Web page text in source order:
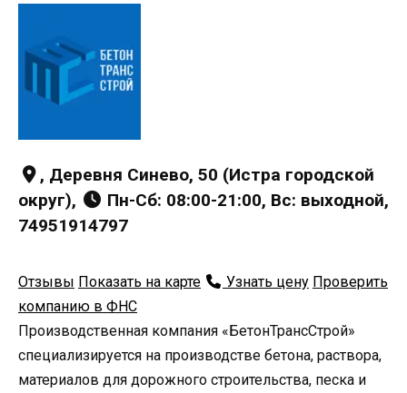
, Деревня Синево, 50 (Истра городской
округ),
Пн-Сб: 08:00-21:00, Вс: выходной,
74951914797
Отзывы Показать на карте Узнать цену Проверить
компанию в ФНС
Производственная компания «БетонТрансСтрой»
специализируется на производстве бетона, раствора,
материалов для дорожного строительства, песка и